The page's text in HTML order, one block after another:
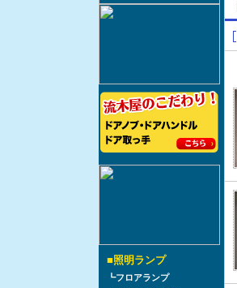
■照明ランプ
┗フロアランプ